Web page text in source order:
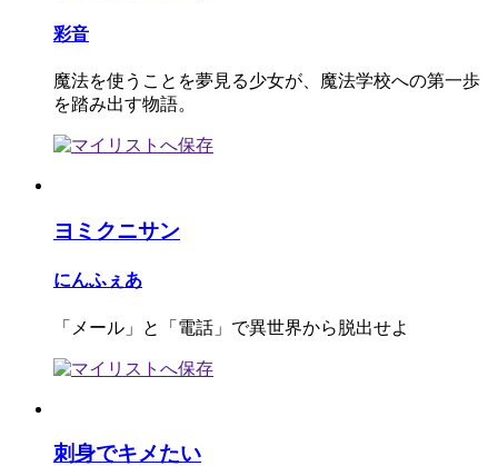
彩音
魔法を使うことを夢見る少女が、魔法学校への第一歩
を踏み出す物語。
ヨミクニサン
にんふぇあ
「メール」と「電話」で異世界から脱出せよ
刺身でキメたい